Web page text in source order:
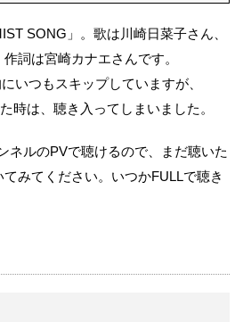
SONG」。歌は川崎日菜子さん、
詞は宮崎カナエさんです。
いつもスキップしていますが、
時は、聴き入ってしまいました。
ネルのPVで聴けるので、まだ聴いた
みてください。いつかFULLで聴き